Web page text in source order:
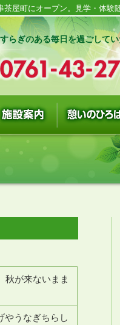
屋町にオープン。見学・体験
らぎのある毎日を過ごして
秋が来ないまま
やうなぎちらし